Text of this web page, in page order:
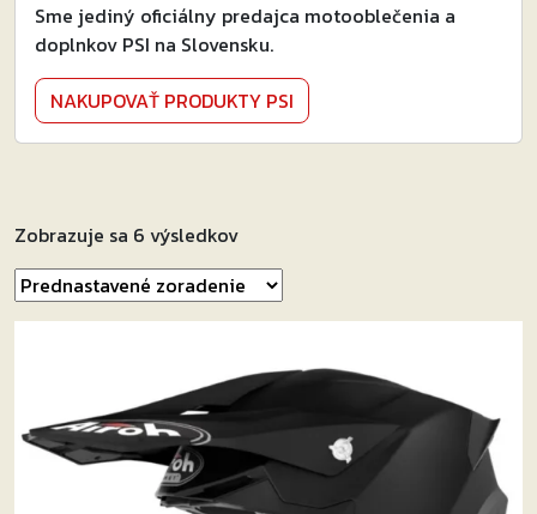
Sme jediný oficiálny predajca motooblečenia a
doplnkov PSI na Slovensku.
NAKUPOVAŤ PRODUKTY PSI
Zobrazuje sa 6 výsledkov